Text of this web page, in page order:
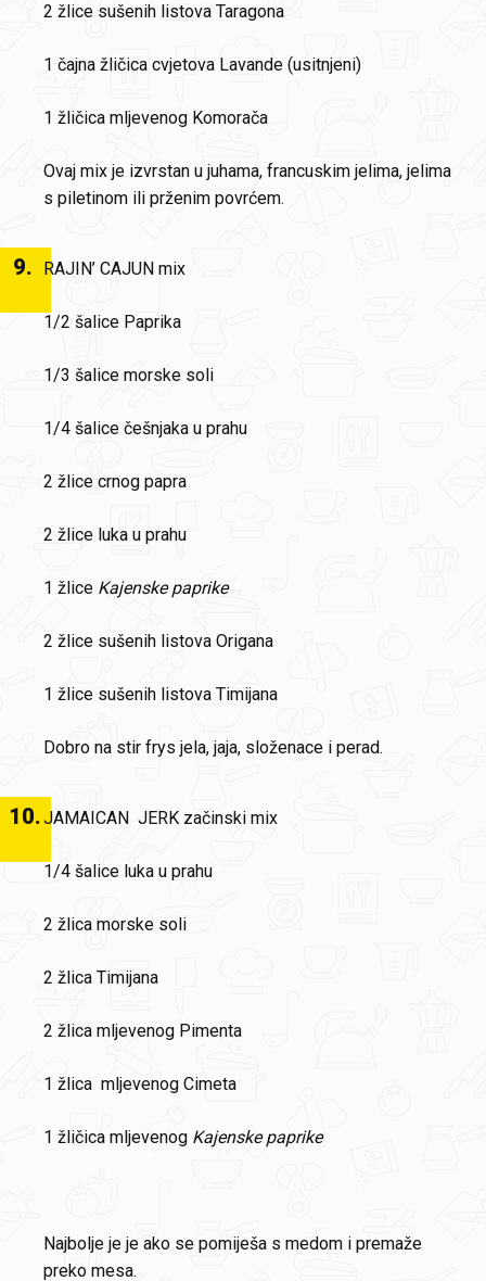
2 žlice sušenih listova Taragona
1 čajna žličica cvjetova Lavande (usitnjeni)
1 žličica mljevenog Komorača
Ovaj mix je izvrstan u juhama, francuskim jelima, jelima
s piletinom ili prženim povrćem.
9. RAJIN’ CAJUN mix
1/2 šalice Paprika
1/3 šalice morske soli
1/4 šalice češnjaka u prahu
2 žlice crnog papra
2 žlice luka u prahu
1 žlice Kajenske paprike
2 žlice sušenih listova Origana
1 žlice sušenih listova Timijana
Dobro na stir frys jela, jaja, složenace i perad.
10.JAMAICAN JERK začinski mix
1/4 šalice luka u prahu
2 žlica morske soli
2 žlica Timijana
2 žlica mljevenog Pimenta
1 žlica mljevenog Cimeta
1 žličica mljevenog Kajenske paprike
Najbolje je je ako se pomiješa s medom i premaže
preko mesa.